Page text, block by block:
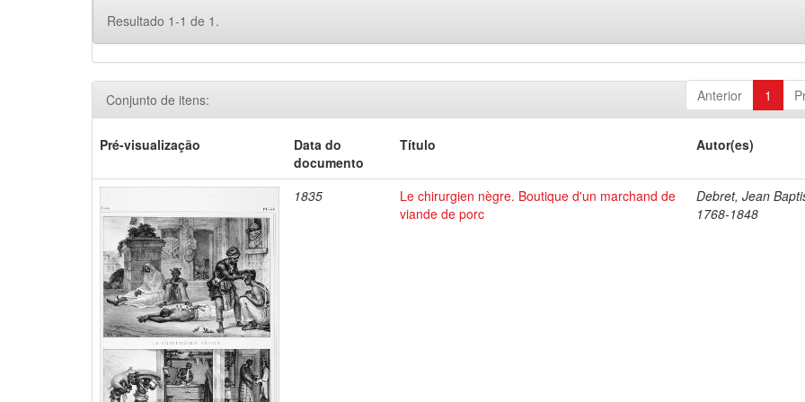
Resultado 1-1 de 1.
Anterior 1
Conjunto de itens:
Pré-visualização
Data do
documento
Título Autor(es)
1835
Le chirurgien nègre. Boutique d'un marchand de
viande de porc
Debret, Jean
1768-1848